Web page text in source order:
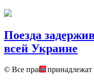
Поезда
всей Украине
© Все права принадлежат